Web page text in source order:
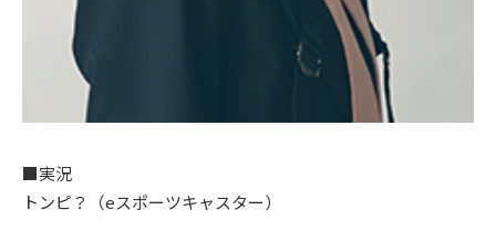
■実況
トンピ？（eスポーツキャスター）